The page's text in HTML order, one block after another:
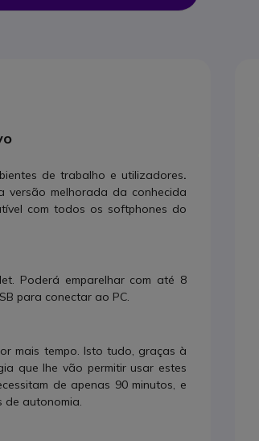
de trabalho e utilizadores.
versão melhorada da conhecida
com todos os softphones do
Poderá emparelhar com até 8
para conectar ao PC.
mais tempo. Isto tudo, graças à
que lhe vão permitir usar estes
de apenas 90 minutos, e
de autonomia.